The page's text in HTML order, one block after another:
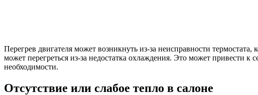
Перегрев двигателя может возникнуть из-за неисправности
может перегреться из-за недостатка охлаждения. Это может привести к
необходимости.
Отсутствие или слабое тепло в салоне